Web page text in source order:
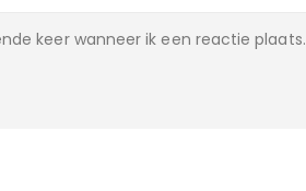
keer wanneer ik een reactie plaats.